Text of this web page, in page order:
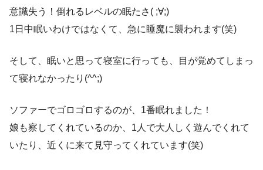
意識失う！倒れるレベルの眠たさ( ;∀;)
1日中眠いわけではなくて、急に睡魔に襲われます(笑)
そして、眠いと思って寝室に行っても、目が覚めてしまっ
て寝れなかったり(^^;)
ソファーでゴロゴロするのが、1番眠れました！
娘も察してくれているのか、1人で大人しく遊んでくれて
いたり、近くに来て見守ってくれています(笑)